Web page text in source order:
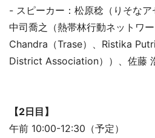
- スピーカー：松原稔（りそなア
中司喬之（熱帯林行動ネットワ
Chandra（Trase）、Ristika
District Association））、佐藤
【2日目】
午前 10:00-12:30（予定）